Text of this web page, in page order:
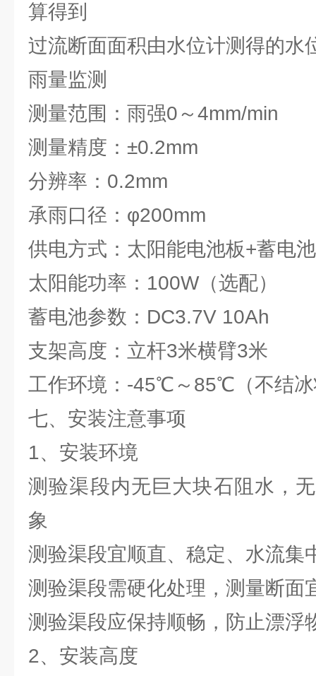
算得到
过流断面面积由水位计测得的水
雨量监测
测量范围：雨强0～4mm/min
测量精度：±0.2mm
分辨率：0.2mm
承雨口径：φ200mm
供电方式：太阳能电池板+蓄电
太阳能功率：100W（选配）
蓄电池参数：DC3.7V 10Ah
支架高度：立杆3米横臂3米
工作环境：-45℃～85℃（不结
七、安装注意事项
1、安装环境
测验渠段内无巨大块石阻水，
象
测验渠段宜顺直、稳定、水流集
测验渠段需硬化处理，测量断面
测验渠段应保持顺畅，防止漂浮
2、安装高度